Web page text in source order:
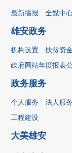
最新播报 全媒中
雄安政务
机构设置 扶贫资
政府网站年度报表
政务服务
个人服务 法人服务
工程建设
大美雄安